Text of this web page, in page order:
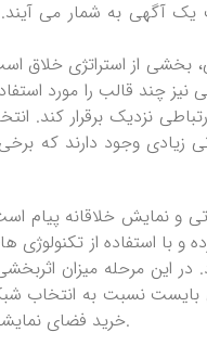
از استراتژی خلاق
چند قالب را مورد
ارتباطی نزدیک برقرار
وجود دارند که برخی
و نمایش خلاقانه
و با استفاده از
این مرحله میزان
بایست نسبت به انتخاب
خرید فضای نمایشی در شبکه تلویزیونی تیزر تولید شده به نمایش درخواهد آمد.